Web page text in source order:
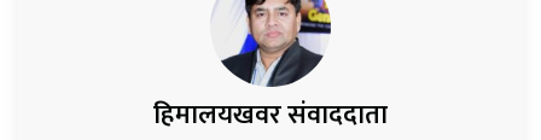
हिमालयखवर संवाददाता